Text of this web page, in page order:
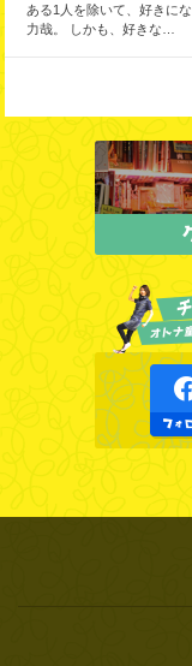
ある1人を除いて、好きに
力哉。 しかも、好きな…